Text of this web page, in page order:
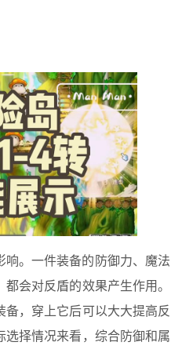
响。一件装备的防御力、魔法
会对反盾的效果产生作用。
，穿上它后可以大大提高反
选择情况来看，综合防御和属